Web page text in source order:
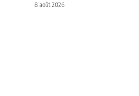
8 août 2026